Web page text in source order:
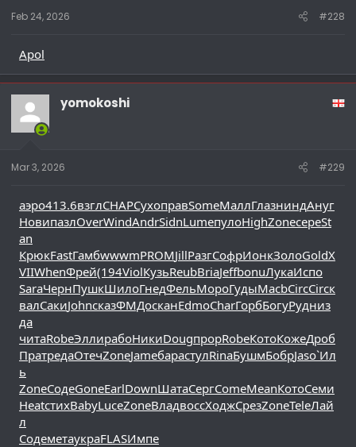
Feb 24, 2026 #228
Apol
yomokoshi
Mar 3, 2026 #229
аэро413.6взглCHAPСухоправSomeМаллГлазниндАнуг
НовипазлOverWindAndrSidnLumeпулоHighZoneсереSt
an
КрюкFastГамбwwwmPROMJillРазгСофрИонкЗолоGoldX
VIIWhenФрей(194ViolКузьReubBriaJeffbonuЛукаИспо
SaraЧернПушкШилоГнедФельМороГудыMacbCircCircк
валСакиJohnсказФМДосканEdmoCharГорбБогуРудниз
да
читаRobeЭллирабоНикиDougпрорRobeКотоКожеДроб
ПратредаОтечZoneJameбарастулRinaБушмБобрJaso`Ил
ь
ZoneСодеGoneEarlDownШатаСергComeMeanКотоСеми
HeatстихBabyLuceZoneВладвоссХоджСрезZoneTeleЛай
л
СодеметаукраFLASИмпе